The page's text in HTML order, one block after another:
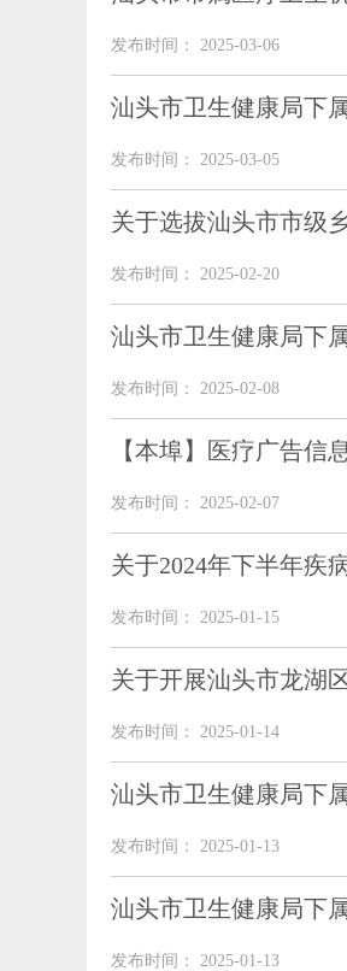
发布时间： 2025-03-06
汕头市卫生健康局下
发布时间： 2025-03-05
关于选拔汕头市市级
发布时间： 2025-02-20
汕头市卫生健康局下
发布时间： 2025-02-08
【本埠】医疗广告信
发布时间： 2025-02-07
关于2024年下半年疾
发布时间： 2025-01-15
关于开展汕头市龙湖
发布时间： 2025-01-14
汕头市卫生健康局下
发布时间： 2025-01-13
汕头市卫生健康局下
发布时间： 2025-01-13